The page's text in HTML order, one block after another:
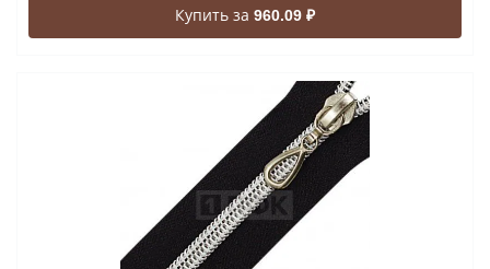
Купить за 960.09 ₽